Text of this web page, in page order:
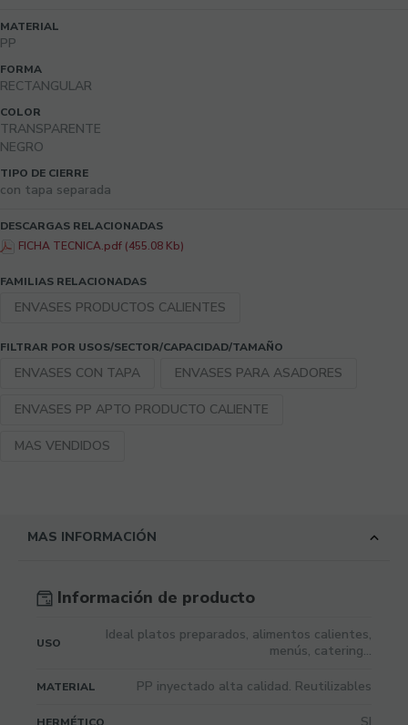
MATERIAL
PP
FORMA
RECTANGULAR
COLOR
TRANSPARENTE
NEGRO
TIPO DE CIERRE
con tapa separada
DESCARGAS RELACIONADAS
FICHA TECNICA.pdf (455.08 Kb)
FAMILIAS RELACIONADAS
ENVASES PRODUCTOS CALIENTES
FILTRAR POR USOS/SECTOR/CAPACIDAD/TAMAÑO
ENVASES CON TAPA ENVASES PARA ASADORES
ENVASES PP APTO PRODUCTO CALIENTE
MAS VENDIDOS
MAS INFORMACIÓN
Información de producto
USO
Ideal platos preparados, alimentos calientes,
menús, catering...
MATERIAL PP inyectado alta calidad. Reutilizables
HERMÉTICO